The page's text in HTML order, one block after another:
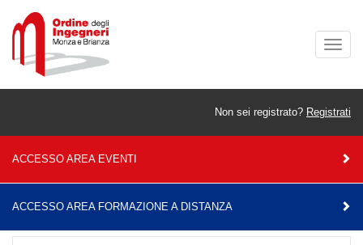
Non sei registrato? Registrati
ACCESSO AREA EVENTI
ACCESSO AREA FORMAZIONE A DISTANZA
Home Commissioni Lavori Pubblici e Bandi - LLPP